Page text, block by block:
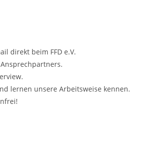
direkt beim FFD e.V.
lernen unsere Arbeitsweise kennen.